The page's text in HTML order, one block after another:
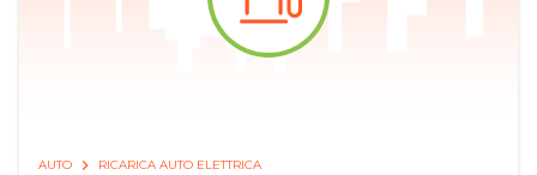
AUTO RICARICA AUTO ELETTRICA